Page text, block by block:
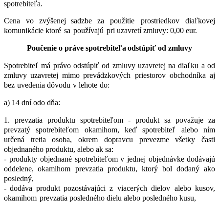
spotrebiteľa.
Cena vo zvýšenej sadzbe za použitie prostriedkov
diaľkovej
komunikácie ktoré sa používajú pri uzavretí zmluvy: 0,00 eur.
Poučenie o práve spotrebiteľa odstúpiť od zmluvy
Spotrebiteľ má právo odstúpiť od zmluvy uzavretej na diaľku a od
zmluvy uzavretej mimo prevádzkových priestorov obchodníka aj
bez uvedenia dôvodu v lehote do:
a) 14 dní odo dňa:
1. prevzatia produktu spotrebiteľom - produkt sa považuje za
prevzatý
spotrebiteľom okamihom, keď spotrebiteľ alebo
ním
určená tretia osoba, okrem dopravcu prevezme všetky časti
objednaného produktu, alebo ak sa:
- produkty objednané spotrebiteľom v jednej objednávke dodávajú
oddelene, okamihom prevzatia produktu, ktorý bol dodaný ako
posledný,
- dodáva produkt pozostávajúci z viacerých dielov alebo kusov,
okamihom prevzatia posledného dielu alebo posledného kusu,